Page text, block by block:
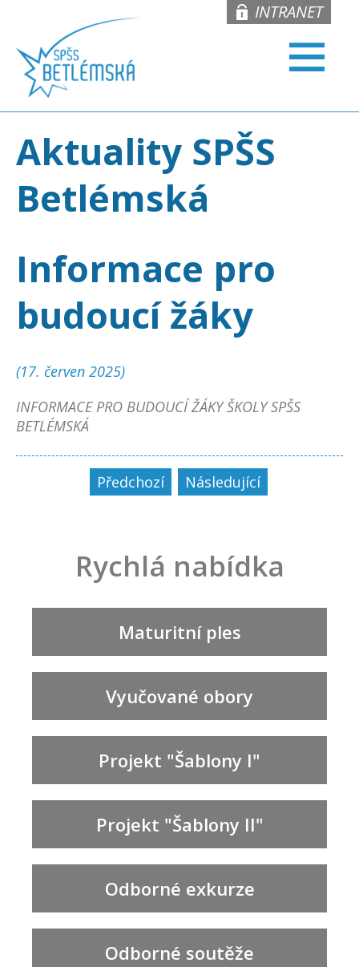
INTRANET
Aktuality SPŠS
Betlémská
Informace pro
budoucí žáky
(17. červen 2025)
INFORMACE PRO BUDOUCÍ ŽÁKY ŠKOLY SPŠS
BETLÉMSKÁ
Předchozí Následující
Rychlá nabídka
Maturitní ples
Vyučované obory
Projekt "Šablony I"
Projekt "Šablony II"
Odborné exkurze
Odborné soutěže